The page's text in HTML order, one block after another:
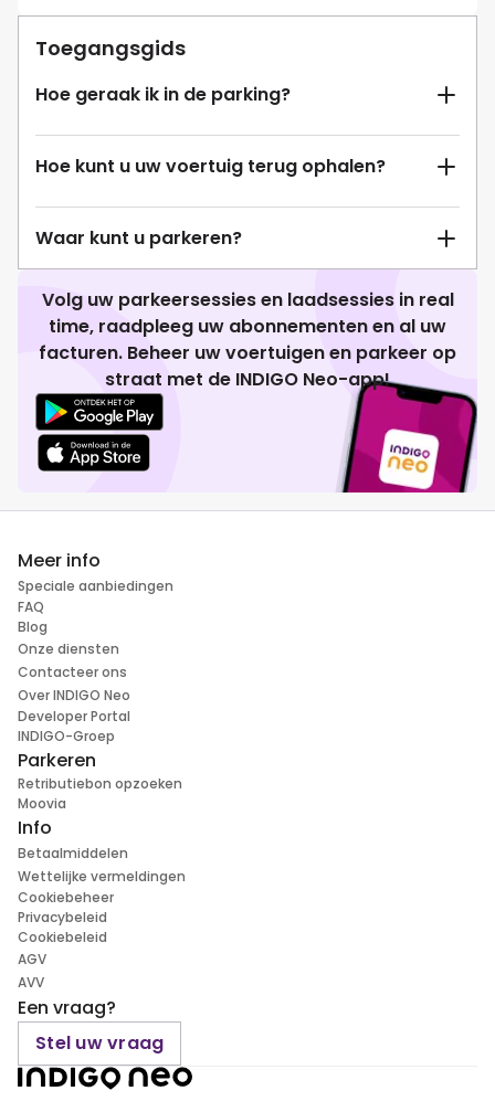
Toegangsgids
Hoe geraak ik in de parking?
Hoe kunt u uw voertuig terug ophalen?
Waar kunt u parkeren?
Volg uw parkeersessies en laadsessies in real
time, raadpleeg uw abonnementen en al uw
facturen. Beheer uw voertuigen en parkeer op
straat met de INDIGO Neo-app!
Meer info
Speciale aanbiedingen
FAQ
Blog
Onze diensten
Contacteer ons
Over INDIGO Neo
Developer Portal
INDIGO-Groep
Parkeren
Retributiebon opzoeken
Moovia
Info
Betaalmiddelen
Wettelijke vermeldingen
Cookiebeheer
Privacybeleid
Cookiebeleid
AGV
AVV
Een vraag?
Stel uw vraag